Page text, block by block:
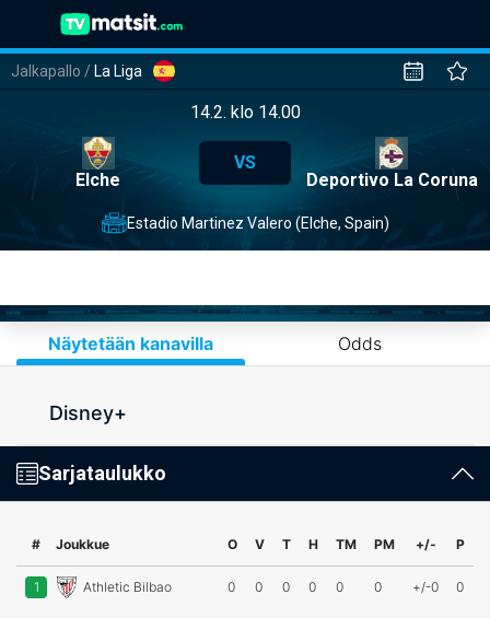
Jalkapallo / La Liga
14.2. klo 14.00
Elche
VS
Deportivo La Coruna
Estadio Martinez Valero (Elche, Spain)
Näytetään kanavilla Odds
Disney+
Sarjataulukko
# Joukkue O V T H TM PM +/- P
1 Athletic Bilbao 0 0 0 0 0 0 +/-0 0